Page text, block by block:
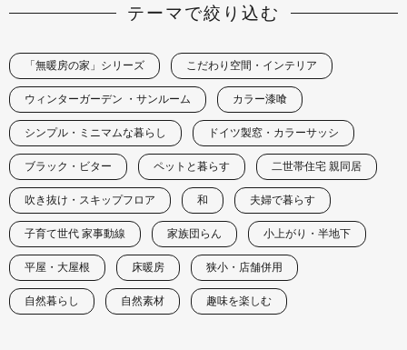
テーマで絞り込む
「無暖房の家」シリーズ こだわり空間・インテリア
ウィンターガーデン ・サンルーム カラー漆喰
シンプル・ミニマムな暮らし ドイツ製窓・カラーサッシ
ブラック・ビター ペットと暮らす 二世帯住宅 親同居
吹き抜け・スキップフロア 和 夫婦で暮らす
子育て世代 家事動線 家族団らん 小上がり・半地下
平屋・大屋根 床暖房 狭小・店舗併用
自然暮らし 自然素材 趣味を楽しむ